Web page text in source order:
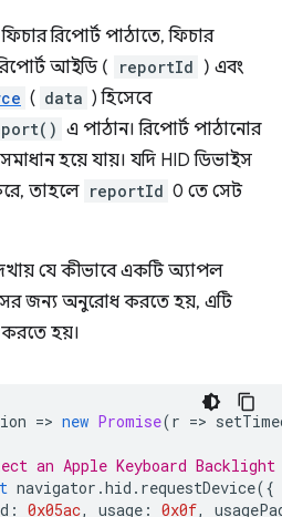
রিপোর্ট পাঠাতে, ফিচার
আইডি (
reportId ) এবং
( data ) হিসেবে
এ পাঠান। রিপোর্ট পাঠানোর
হয়ে যায়। যদি HID ডিভাইস
তাহলে reportId 0 তে সেট
যে কীভাবে একটি অ্যাপল
জন্য অনুরোধ করতে হয়, এটি
করতে হয়।
=> new Promise(r =>
an Apple Keyboard
navigator .hid . requestDevice({
: 0x05ac, usage : 0x0f,